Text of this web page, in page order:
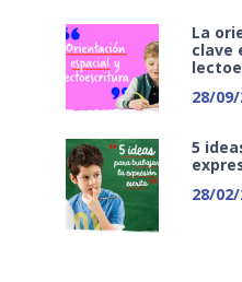
La
clave
28/
5
28/